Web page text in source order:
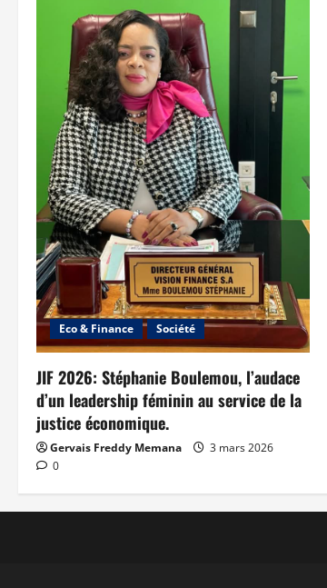
Eco & Finance Société
JIF 2026: Stéphanie Boulemou, l’audace
d’un leadership féminin au service de la
justice économique.
Gervais Freddy Memana
3 mars 2026
0